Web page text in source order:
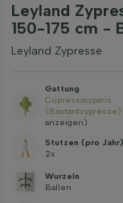
Leyland
150-175 cm -
Leyland Zypresse
Gattung
Cupressocyparis
(Bastardzypresse)
anzeigen)
Stutzen (pro Jahr)
2x
Wurzeln
Ballen